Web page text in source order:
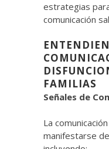
estrategias
comunicación
FAMILIAS
Señales de
La
manifestarse